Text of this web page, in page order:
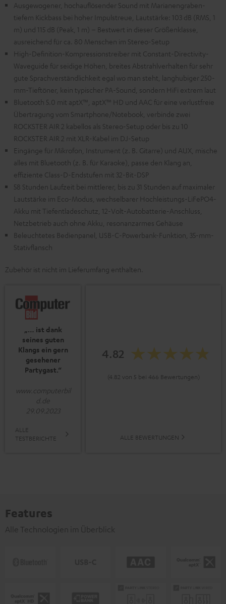
Ausgewogener, hochauflösender Sound mit Marianengraben-
tiefem Kickbass bei hoher Impulstreue, Lautstärke: 103 dB (RMS, 1
m) und 115 dB (Peak, 1 m) – Bestwert in dieser Größenklasse,
ausreichend für ca. 80 Menschen im Stereo-Setup
High-Definition-Kompressionstreiber mit Constant-Directivity-
Waveguide für seidige Höhen, breites Abstrahlverhalten für sehr
gute Sprachverständlichkeit egal wo man steht, langhubiger 250-
mm-Tieftöner, kein typischer PA-Sound, sondern HiFi extrem laut
Bluetooth 5.0 mit aptX™, aptX™ HD und AAC für eine verlustfreie
Übertragung vom Smartphone/Notebook, verbinde zwei
ROCKSTER AIR 2 kabellos als Stereo-Setup oder bis zu 10
ROCKSTER AIR 2 mit XLR-Kabel im DJ-Setup
Eingänge für Mikrofon, Instrument (z. B. Gitarre) und AUX, mische
alles mit Bluetooth (z. B. für Karaoke), passe den Klang an,
effiziente Class-D-Endstufen mit 32-Bit-DSP
58 Stunden Laufzeit bei mittlerer, bis zu 31 Stunden auf maximaler
Lautstärke im Eco-Modus, wechselbarer Hochleistungs-LiFePO4-
Akku mit Tiefentladeschutz, 12-Volt-Autobatterie-Anschluss,
Netzbetrieb auch ohne Akku, resonanzarmes Gehäuse
Beleuchtetes Bedienpanel, USB-C-Powerbank-Funktion, 35-mm-
Stativflansch
Zubehör ist nicht im Lieferumfang enthalten.
„… ist dank
seines guten
Klangs ein gern
gesehener
Partygast.“
www.computerbil
d.de
29.09.2023
ALLE
TESTBERICHTE
4.82
(4.82 von 5 bei 466 Bewertungen)
ALLE BEWERTUNGEN
Features
Alle Technologien im Überblick